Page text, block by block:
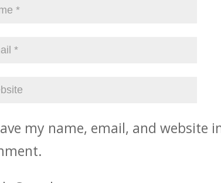
my name, email, and